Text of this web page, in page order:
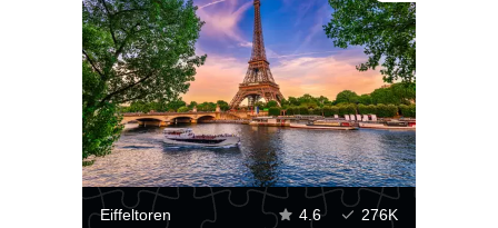
Eiffeltoren 4.6 276K